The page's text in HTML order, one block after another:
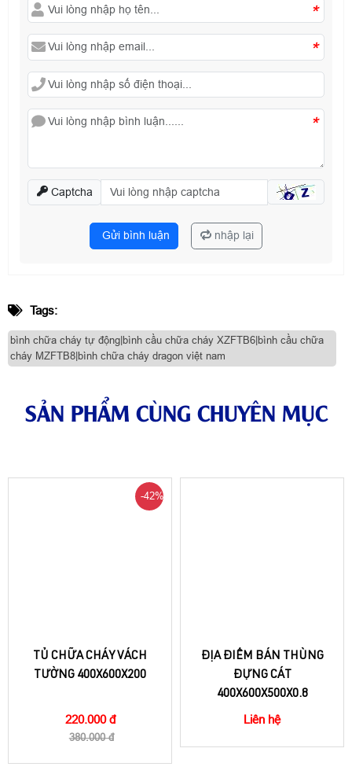
*
*
*
Captcha
Gửi bình luận nhập lại
Tags:
bình chữa cháy tự động|bình cầu chữa cháy XZFTB6|bình cầu chữa
cháy MZFTB8|bình chữa cháy dragon việt nam
SẢN PHẨM CÙNG CHUYÊN MỤC
-42%
TỦ CHỮA CHÁY VÁCH
TƯỜNG 400X600X200
220.000 đ
380.000 đ
ĐỊA ĐIỂM BÁN THÙNG
ĐỰNG CÁT
400X600X500X0.8
Liên hệ